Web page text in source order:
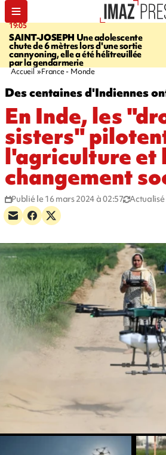
19:05
SAINT-JOSEPH Une adolescente
chute de 6 mètres lors d'une sortie
cannyoning, elle a été hélitreuillée
par la gendarmerie
Accueil France - Monde
Des centaines d'Indiennes
En Inde, les
sisters"
l'agriculture et
changement
Publié le 16 mars 2024 à 02:57 Actualisé